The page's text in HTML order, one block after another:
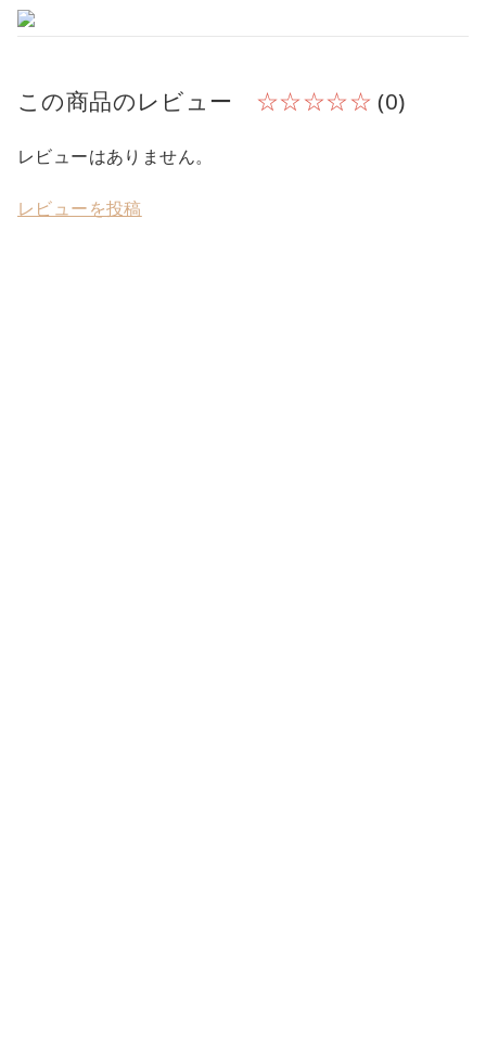
この商品のレビュー ☆☆☆☆☆(0)
レビューはありません。
レビューを投稿